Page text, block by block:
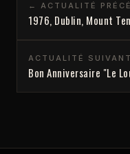
← ACTUALITÉ
1976, Dublin, Mount
ACTUALITÉ
Bon Anniversaire "Le